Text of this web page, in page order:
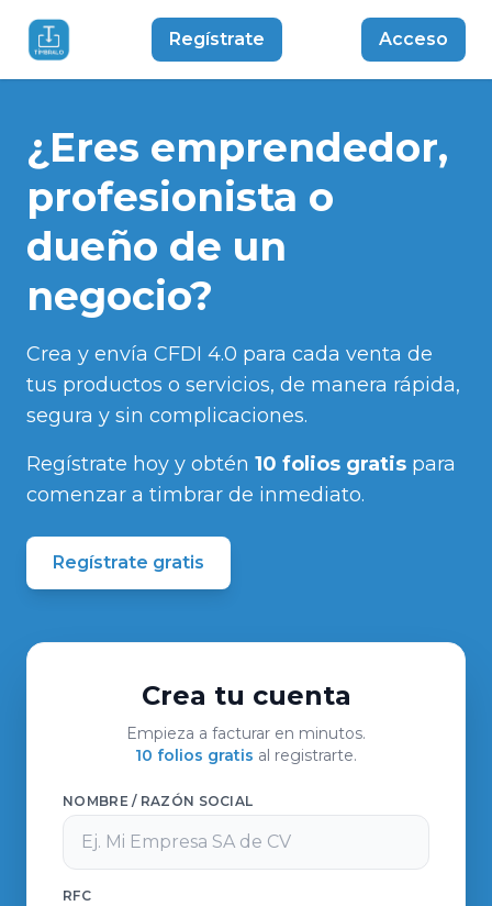
Regístrate Acceso
¿Eres emprendedor,
profesionista o
dueño de un
negocio?
Crea y envía CFDI 4.0 para cada venta de
tus productos o servicios, de manera rápida,
segura y sin complicaciones.
Regístrate hoy y obtén 10 folios gratis para
comenzar a timbrar de inmediato.
Regístrate gratis
Crea tu cuenta
Empieza a facturar en minutos.
10 folios gratis al registrarte.
NOMBRE / RAZÓN SOCIAL
RFC